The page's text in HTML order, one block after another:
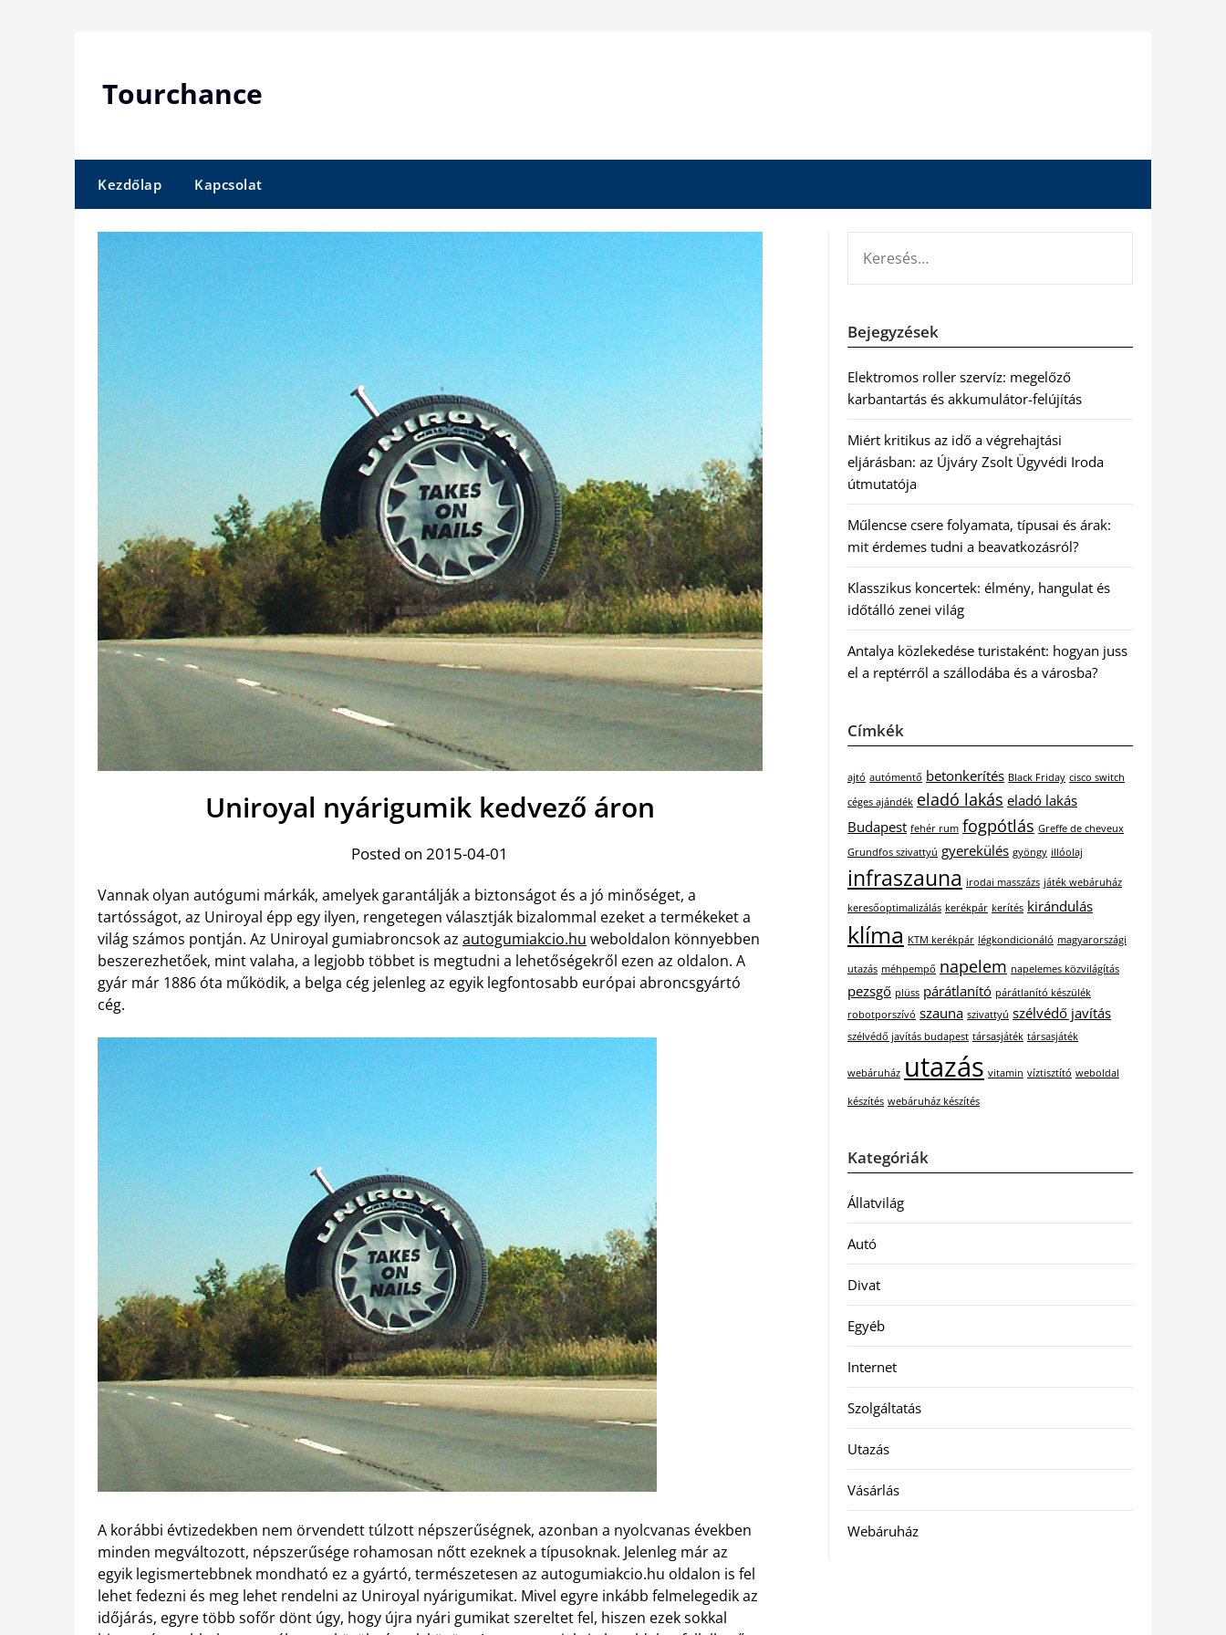
Tourchance
Kezdőlap Kapcsolat
Uniroyal nyárigumik kedvező áron
Posted on 2015-04-01
Vannak olyan autógumi márkák, amelyek garantálják a biztonságot és a jó minőséget, a
tartósságot, az Uniroyal épp egy ilyen, rengetegen választják bizalommal ezeket a termékeket a
világ számos pontján. Az Uniroyal gumiabroncsok az autogumiakcio.hu weboldalon könnyebben
beszerezhetőek, mint valaha, a legjobb többet is megtudni a lehetőségekről ezen az oldalon. A
gyár már 1886 óta működik, a belga cég jelenleg az egyik legfontosabb európai abroncsgyártó
cég.
A korábbi évtizedekben nem örvendett túlzott népszerűségnek, azonban a nyolcvanas években
minden megváltozott, népszerűsége rohamosan nőtt ezeknek a típusoknak. Jelenleg már az
egyik legismertebbnek mondható ez a gyártó, természetesen az autogumiakcio.hu oldalon is fel
lehet fedezni és meg lehet rendelni az Uniroyal nyárigumikat. Mivel egyre inkább felmelegedik az
időjárás, egyre több sofőr dönt úgy, hogy újra nyári gumikat szereltet fel, hiszen ezek sokkal
Bejegyzések
Elektromos roller szervíz: megelőző
karbantartás és akkumulátor-felújítás
Miért kritikus az idő a végrehajtási
eljárásban: az Újváry Zsolt Ügyvédi Iroda
útmutatója
Műlencse csere folyamata, típusai és árak:
mit érdemes tudni a beavatkozásról?
Klasszikus koncertek: élmény, hangulat és
időtálló zenei világ
Antalya közlekedése turistaként: hogyan juss
el a reptérről a szállodába és a városba?
Címkék
ajtó autómentő betonkerítés Black Friday cisco switch
céges ajándék eladó lakás eladó lakás
Budapest fehér rum fogpótlás Greffe de cheveux
Grundfos szivattyú gyerekülés gyöngy illóolaj
infraszauna irodai masszázs játék webáruház
keresőoptimalizálás kerékpár kerítés kirándulás
klíma KTM kerékpár légkondicionáló magyarországi
utazás méhpempő napelem napelemes közvilágítás
pezsgő plüss párátlanító párátlanító készülék
robotporszívó szauna szivattyú szélvédő javítás
szélvédő javítás budapest társasjáték társasjáték
webáruház utazás vitamin víztisztító weboldal
készítés webáruház készítés
Kategóriák
Állatvilág
Autó
Divat
Egyéb
Internet
Szolgáltatás
Utazás
Vásárlás
Webáruház